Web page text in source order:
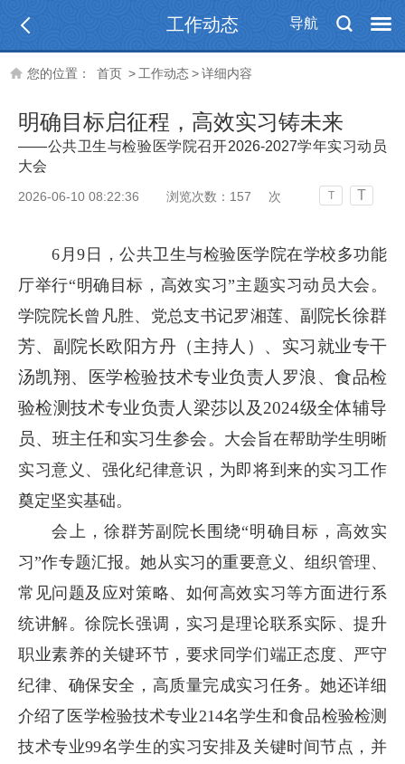
导航
工作动态
您的位置： 首页 > 工作动态>详细内容
明确目标启征程，高效实习铸未来
——公共卫生与检验医学院召开2026-2027学年实习动员
大会
2026-06-10 08:22:36 浏览次数： 157 次 T T
6月9日，公共卫生与检验医学院在学校多功能
厅举行“明确目标，高效实习”主题实习动员大会。
学院院长曾凡胜、党总支书记罗湘莲、 副院长徐群
芳、副院长欧阳方丹（主持人）、实习就业专干
汤凯翔、医学检验技术专业负责人罗浪、食品检
验检测技术专业负责人梁莎以及2024级全体辅导
员、班主任和实习生参会。大会旨在帮助学生明晰
实习意义、强化纪律意识，为即将到来的实习工作
奠定坚实基础。
会上，徐群芳副院长围绕“明确目标，高效实
习”作专题汇报。她从实习的重要意义、组织管理、
常见问题及应对策略、如何高效实习等方面进行系
统讲解。徐院长强调，实习是理论联系实际、提升
职业素养的关键环节，要求同学们端正态度、严守
纪律、确保安全，高质量完成实习任务。她还详细
介绍了医学检验技术专业214名学生和食品检验检测
技术专业99名学生的实习安排及关键时间节点，并